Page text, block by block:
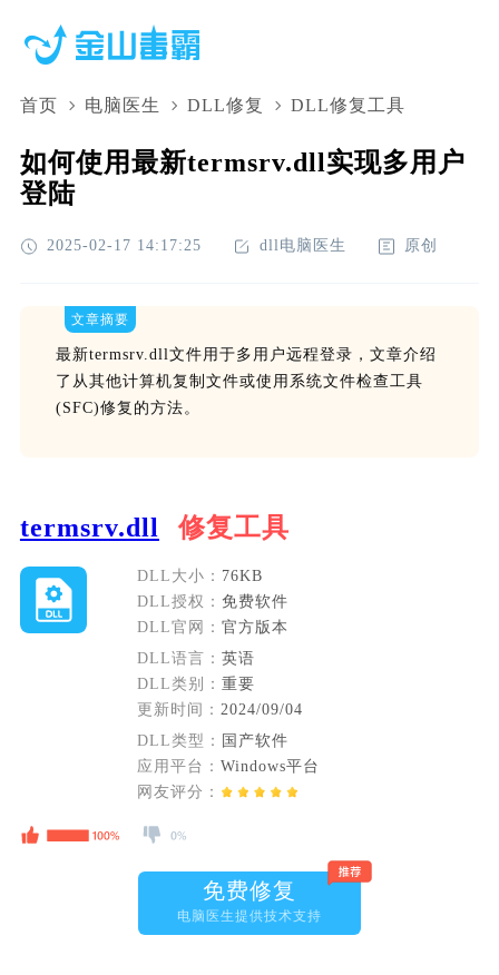
首页 电脑医生 DLL修复 DLL修复工具
如何使用最新termsrv.dll实现多用户
登陆
2025-02-17 14:17:25 dll电脑医生 原创
文章摘要
最新termsrv.dll文件用于多用户远程登录，文章介绍
了从其他计算机复制文件或使用系统文件检查工具
(SFC)修复的方法。
termsrv.dll 修复工具
DLL大小： 76KB
DLL授权： 免费软件
DLL官网： 官方版本
DLL语言： 英语
DLL类别： 重要
更新时间： 2024/09/04
DLL类型：
国产软件
应用平台： Windows平台
网友评分：
免费修复
电脑医生提供技术支持